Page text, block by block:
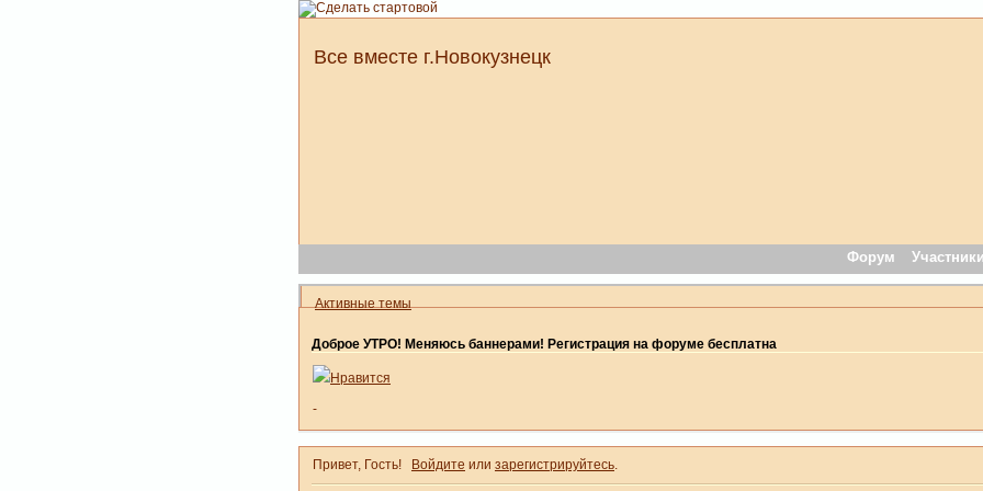
Все вместе г.Новокузнецк
Форум Участники
Активные темы
Доброе УТРО! Меняюсь баннерами! Регистрация на форуме бесплатна
Нравится
-
Привет, Гость! Войдите или зарегистрируйтесь.